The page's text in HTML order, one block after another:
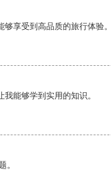
享受到高品质的旅行体验。
能够学到实用的知识。
。